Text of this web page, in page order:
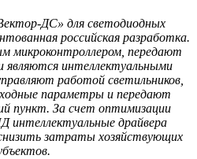
ДС» для светодиодных
российская разработка.
микроконтроллером, передают
являются интеллектуальными
работой светильников,
параметры и передают
пункт. За счет оптимизации
интеллектуальные драйвера
затраты хозяйствующих